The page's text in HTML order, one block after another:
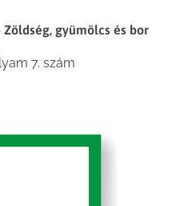
gyümölcs és bor
7. szám